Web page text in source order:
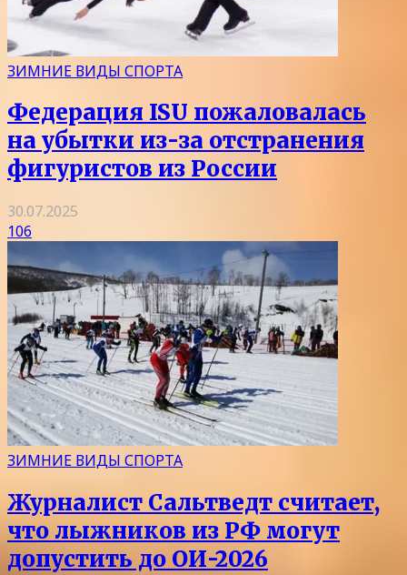
ЗИМНИЕ ВИДЫ СПОРТА
Федерация ISU пожаловалась
на убытки из-за отстранения
фигуристов из России
30.07.2025
106
ЗИМНИЕ ВИДЫ СПОРТА
Журналист Сальтведт считает,
что лыжников из РФ могут
допустить до ОИ-2026